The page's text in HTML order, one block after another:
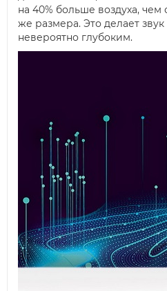
на 40% больше воздуха,
же размера. Это делает
невероятно глубоким.